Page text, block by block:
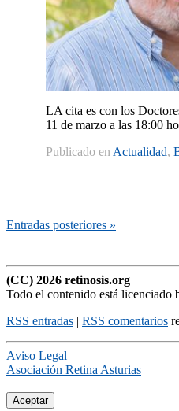
LA cita es con los
11 de marzo a las 18:00
Publicado en Actualidad,
Entradas posteriores »
(CC) 2026 retinosis.org
Todo el contenido está licenciado
RSS entradas | RSS comentarios
Aviso Legal
Asociación Retina Asturias
Aceptar